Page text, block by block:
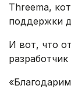
Threema,
поддержки
И вот, что